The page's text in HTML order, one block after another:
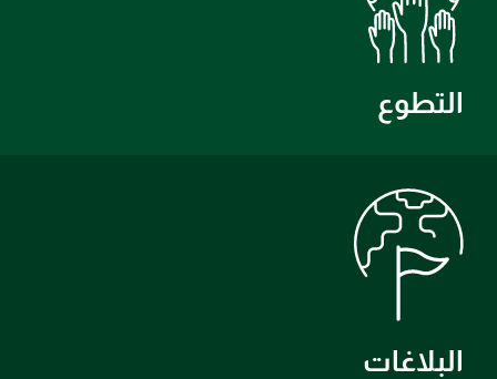
التطوع
البلاغات